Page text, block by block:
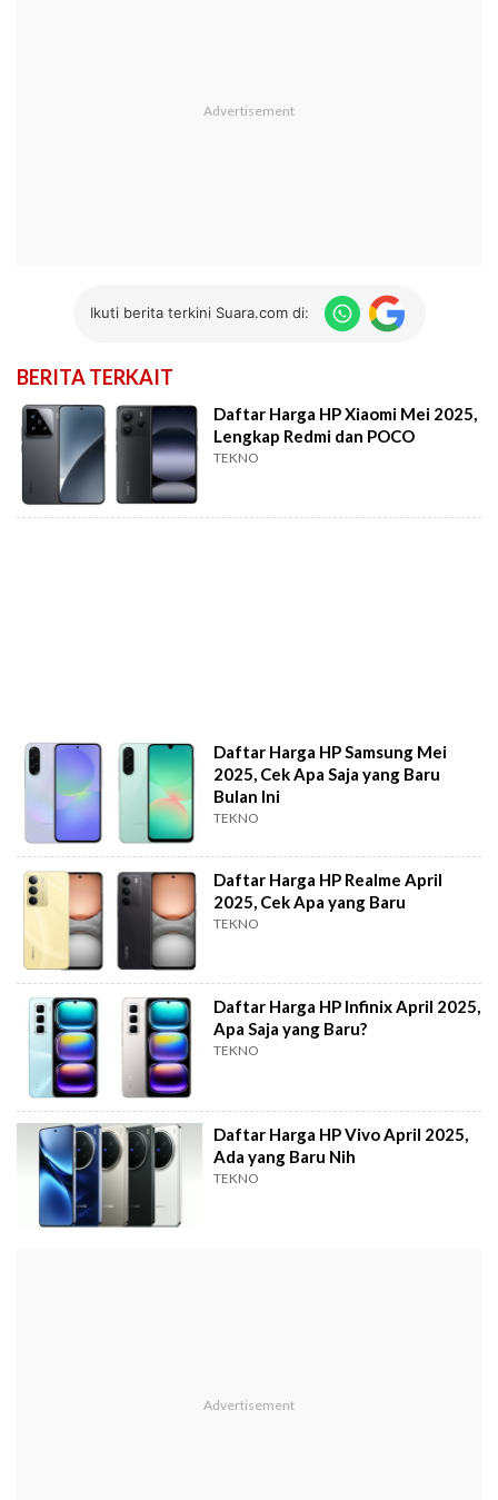
Ikuti berita terkini Suara.com di:
BERITA TERKAIT
Daftar Harga HP Xiaomi Mei 2025,
Lengkap Redmi dan POCO
TEKNO
Daftar Harga HP Samsung Mei
2025, Cek Apa Saja yang Baru
Bulan Ini
TEKNO
Daftar Harga HP Realme April
2025, Cek Apa yang Baru
TEKNO
Daftar Harga HP Infinix April 2025,
Apa Saja yang Baru?
TEKNO
Daftar Harga HP Vivo April 2025,
Ada yang Baru Nih
TEKNO